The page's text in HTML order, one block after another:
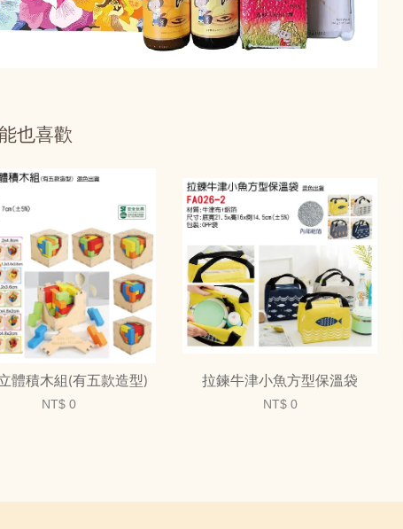
也喜歡
體積木組(有五款造型)
NT$ 0
拉鍊牛津小魚方型保溫袋
NT$ 0